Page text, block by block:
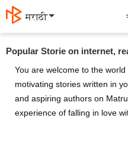
मराठी
Popular Storie on internet,
You are welcome to the
motivating stories written in
and aspiring authors on
experience of falling in love